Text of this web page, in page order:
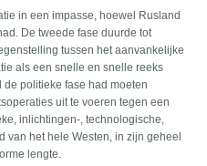
in een impasse, hoewel Rusland
De tweede fase duurde tot
tussen het aanvankelijke
als een snelle en snelle reeks
politieke fase had moeten
uit te voeren tegen een
inlichtingen-, technologische,
van het hele Westen, in zijn geheel
lengte.